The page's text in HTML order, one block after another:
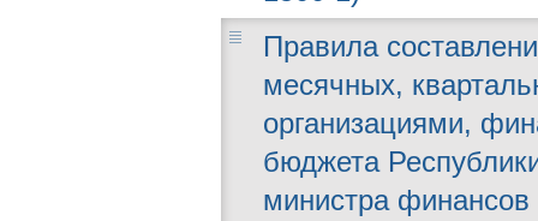
Правила
месячных,
организациями,
бюджета
министра финансов